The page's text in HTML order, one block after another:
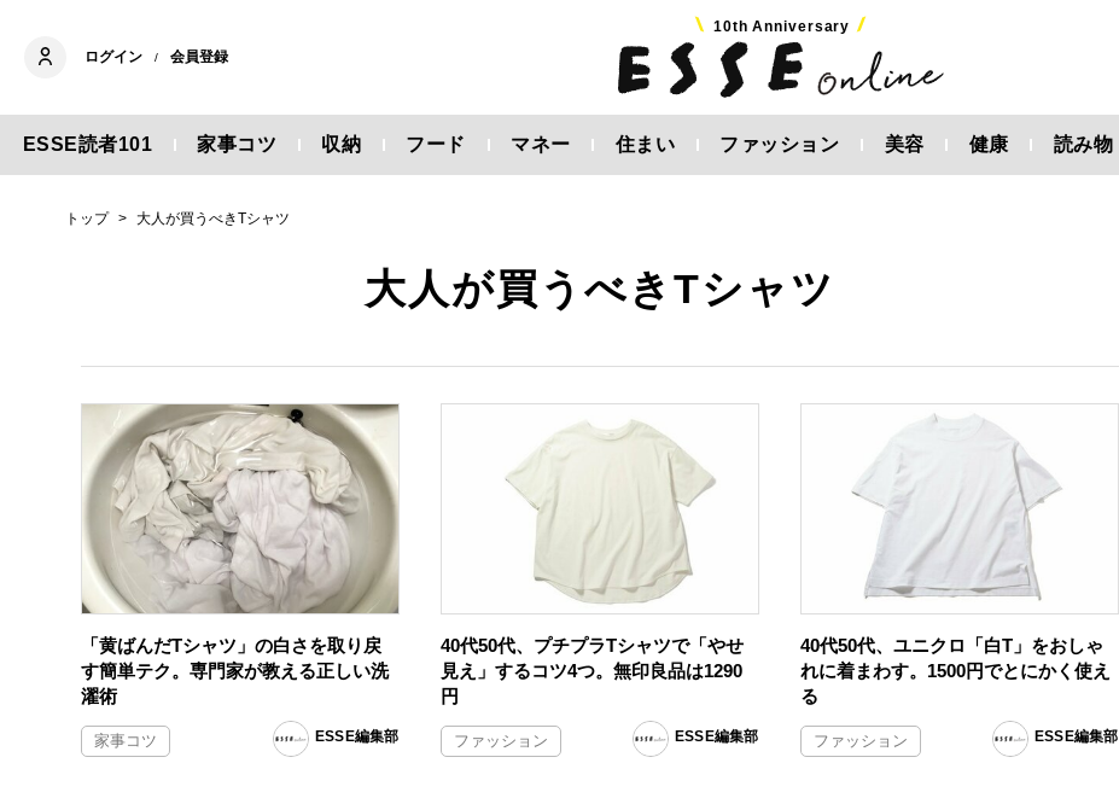
ログイン / 会員登録
10th Anniversary
ESSE読者101 家事コツ 収納 フード マネー 住まい ファッション 美容 健康 読み物
トップ 大人が買うべきTシャツ
大人が買うべきTシャツ
「黄ばんだTシャツ」の白さを取り戻
す簡単テク。専門家が教える正しい洗
濯術
家事コツ ESSE編集部
40代50代、プチプラTシャツで「やせ
見え」するコツ4つ。無印良品は1290
円
ファッション ESSE編集部
40代50代、ユニクロ「白T」をおしゃ
れに着まわす。1500円でとにかく使え
る
ファッション ESSE編集部